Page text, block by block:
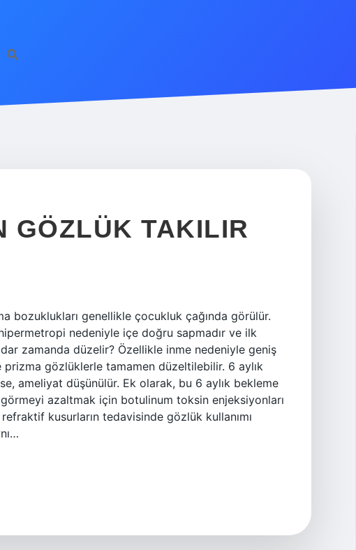
GÖZLÜK TAKILIR
bozuklukları genellikle çocukluk çağında görülür.
nedeniyle içe doğru sapmadır ve ilk
zamanda düzelir? Özellikle inme nedeniyle geniş
gözlüklerle tamamen düzeltilebilir. 6 aylık
ameliyat düşünülür. Ek olarak, bu 6 aylık bekleme
görmeyi azaltmak için botulinum toksin enjeksiyonları
refraktif kusurların tedavisinde gözlük kullanımı